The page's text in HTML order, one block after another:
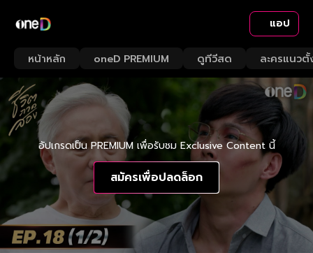
แอป
หน้าหลัก oneD PREMIUM ดูทีวีสด ละครแนวตั้
อัปเกรดเป็น PREMIUM เพื่อรับชม Exclusive Content นี้
สมัครเพื่อปลดล็อก